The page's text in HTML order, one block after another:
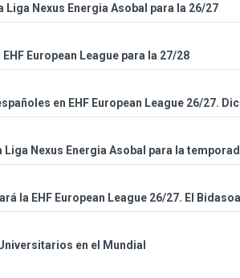
Nexus Energia Asobal para la 26/27
European League para la 27/28
en EHF European League 26/27.
Nexus Energia Asobal para la
la EHF European League 26/27. El
en el Mundial